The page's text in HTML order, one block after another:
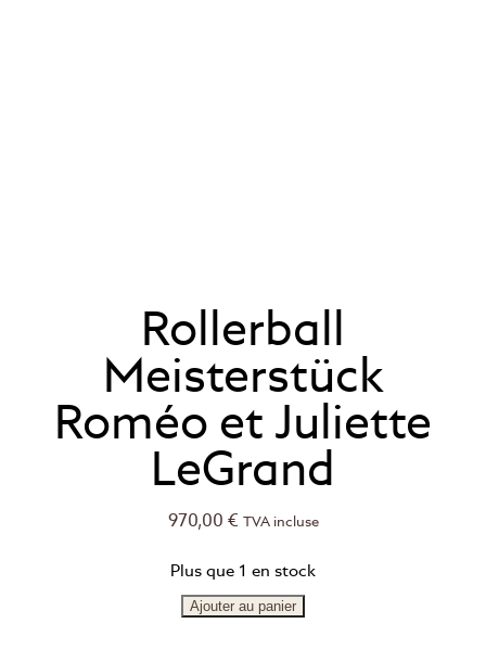
Rollerball
Meisterstück
Roméo et Juliette
LeGrand
970,00 € TVA incluse
Plus que 1 en stock
Ajouter au panier